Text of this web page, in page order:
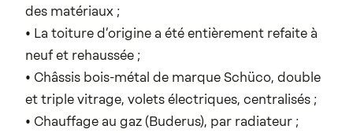
des matériaux ;
• La toiture d’origine a été entièrement refaite à
neuf et rehaussée ;
• Châssis bois-métal de marque Schüco, double
et triple vitrage, volets électriques, centralisés ;
• Chauffage au gaz (Buderus), par radiateur ;